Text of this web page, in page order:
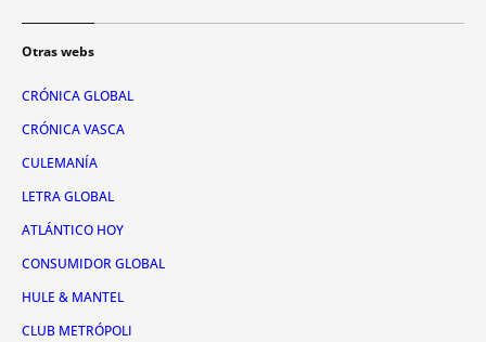
Otras webs
CRÓNICA GLOBAL
CRÓNICA VASCA
CULEMANÍA
LETRA GLOBAL
ATLÁNTICO HOY
CONSUMIDOR GLOBAL
HULE & MANTEL
CLUB METRÓPOLI